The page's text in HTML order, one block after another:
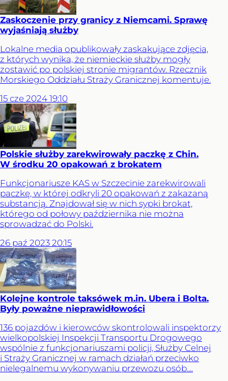
Zaskoczenie przy granicy z Niemcami. Sprawę
wyjaśniają służby
Lokalne media opublikowały zaskakujące zdjęcia,
z których wynika, że niemieckie służby mogły
zostawić po polskiej stronie migrantów. Rzecznik
Morskiego Oddziału Straży Granicznej komentuje.
15 cze 2024 19:10
Polskie służby zarekwirowały paczkę z Chin.
W środku 20 opakowań z brokatem
Funkcjonariusze KAS w Szczecinie zarekwirowali
paczkę, w której odkryli 20 opakowań z zakazaną
substancją. Znajdował się w nich sypki brokat,
którego od połowy października nie można
sprowadzać do Polski.
26 paź 2023 20:15
Kolejne kontrole taksówek m.in. Ubera i Bolta.
Były poważne nieprawidłowości
136 pojazdów i kierowców skontrolowali inspektorzy
wielkopolskiej Inspekcji Transportu Drogowego
wspólnie z funkcjonariuszami policji, Służby Celnej
i Straży Granicznej w ramach działań przeciwko
nielegalnemu wykonywaniu przewozu osób....